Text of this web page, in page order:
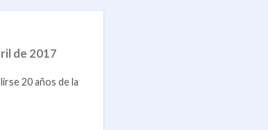
de 2017
20 años de la